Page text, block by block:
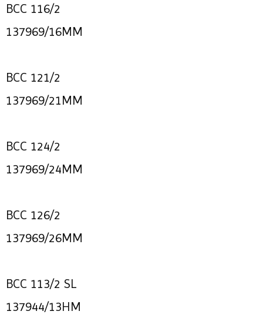
BCC 116/2
137969/16MM
BCC 121/2
137969/21MM
BCC 124/2
137969/24MM
BCC 126/2
137969/26MM
BCC 113/2 SL
137944/13HM